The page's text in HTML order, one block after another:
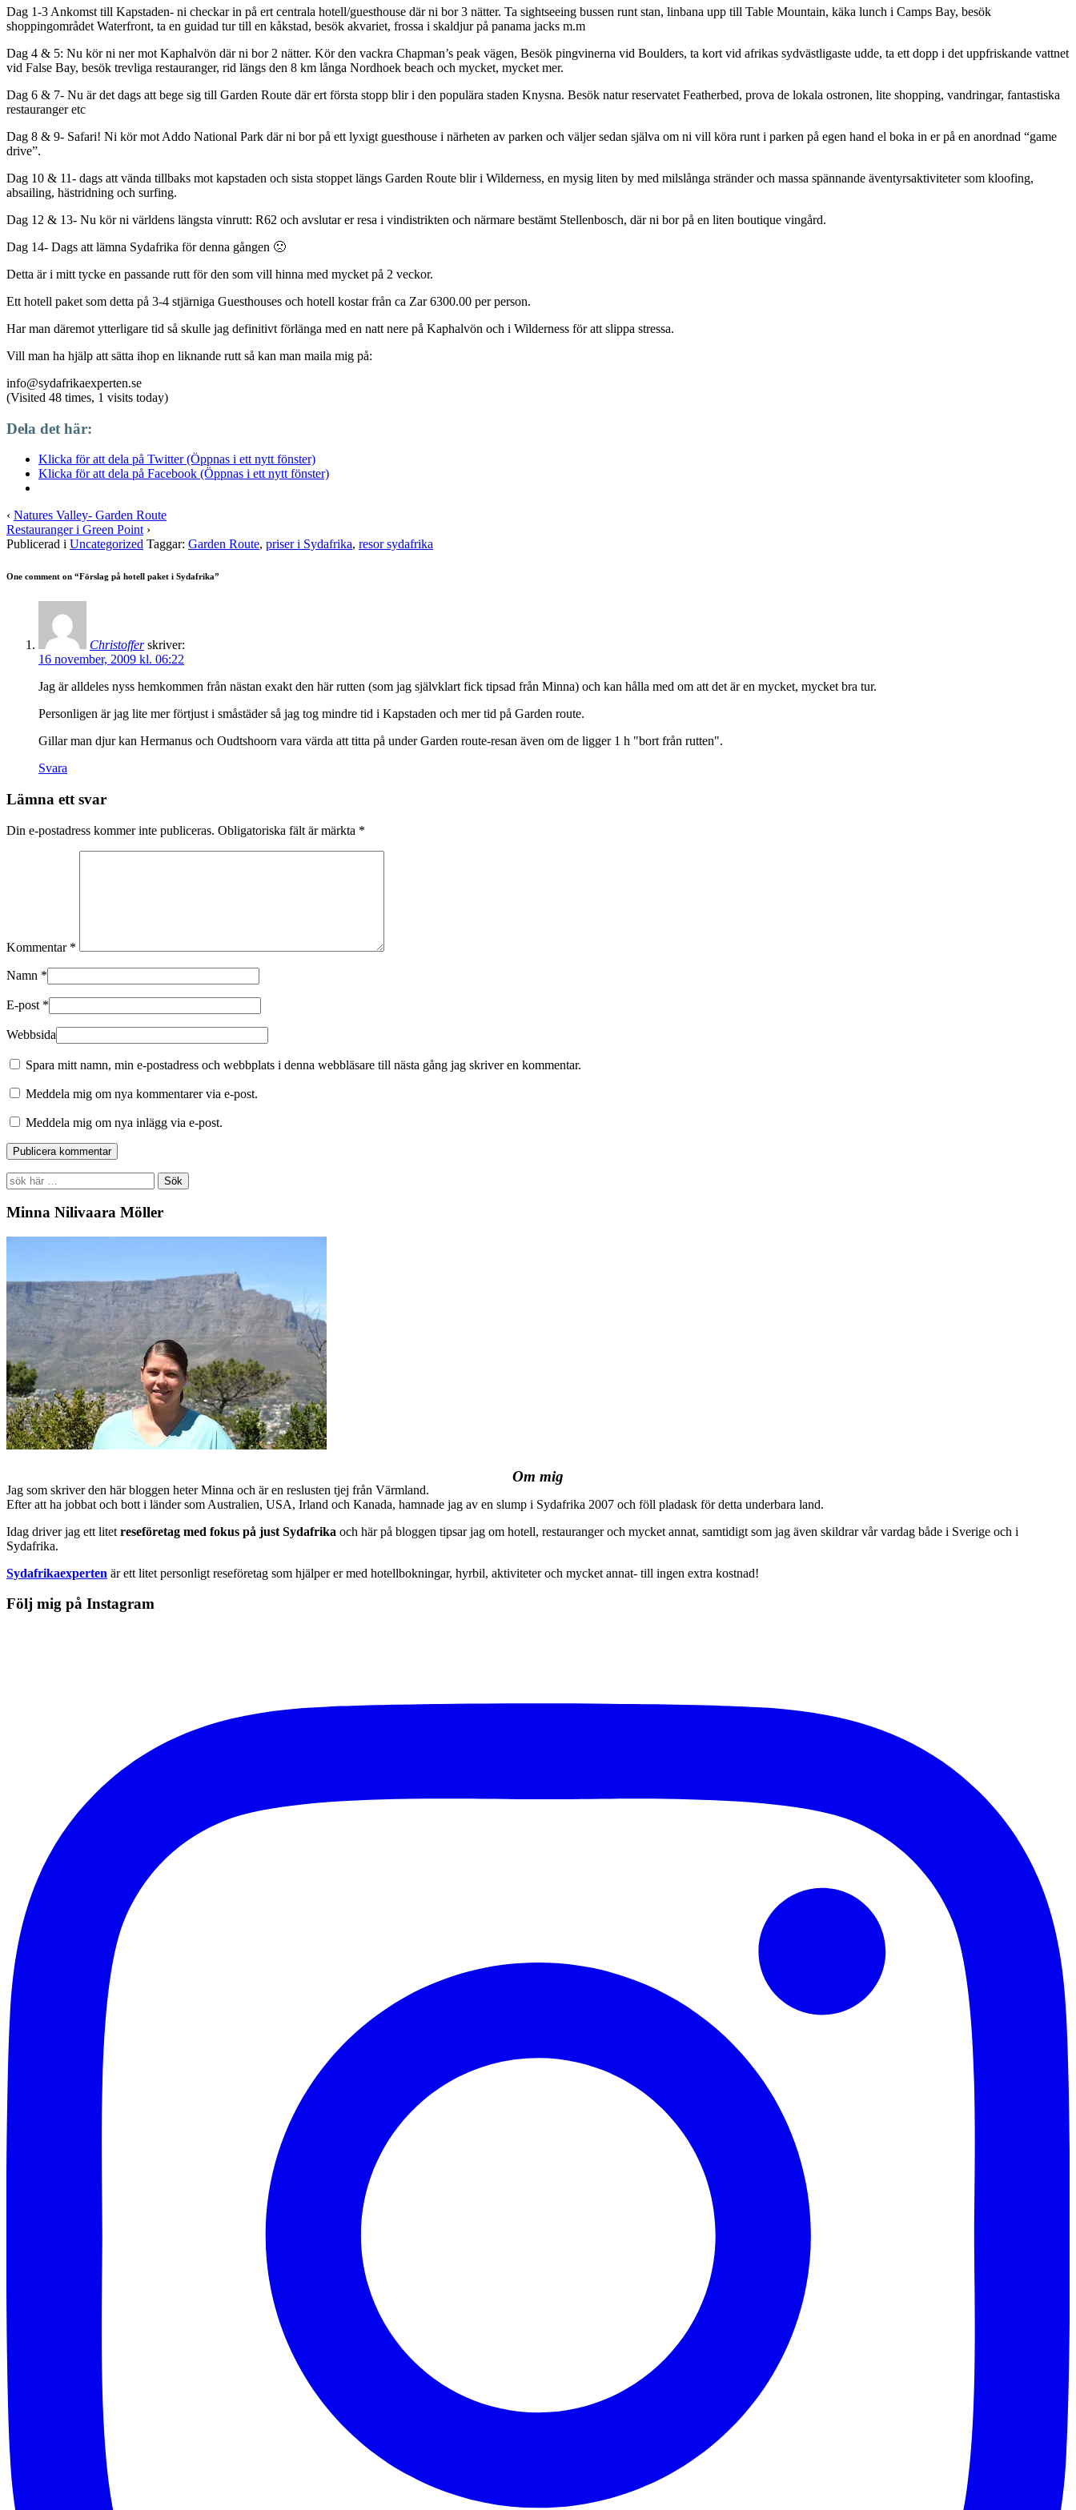
Dag 1-3 Ankomst till Kapstaden- ni checkar in på ert centrala hotell/guesthouse där ni bor 3 nätter. Ta sightseeing bussen runt stan, linbana upp till Table Mountain, käka lunch i Camps Bay, besök
shoppingområdet Waterfront, ta en guidad tur till en kåkstad, besök akvariet, frossa i skaldjur på panama jacks m.m
Dag 4 & 5: Nu kör ni ner mot Kaphalvön där ni bor 2 nätter. Kör den vackra Chapman’s peak vägen, Besök pingvinerna vid Boulders, ta kort vid afrikas sydvästligaste udde, ta ett dopp i det uppfriskande vattnet
vid False Bay, besök trevliga restauranger, rid längs den 8 km långa Nordhoek beach och mycket, mycket mer.
Dag 6 & 7- Nu är det dags att bege sig till Garden Route där ert första stopp blir i den populära staden Knysna. Besök natur reservatet Featherbed, prova de lokala ostronen, lite shopping, vandringar, fantastiska
restauranger etc
Dag 8 & 9- Safari! Ni kör mot Addo National Park där ni bor på ett lyxigt guesthouse i närheten av parken och väljer sedan själva om ni vill köra runt i parken på egen hand el boka in er på en anordnad “game
drive”.
Dag 10 & 11- dags att vända tillbaks mot kapstaden och sista stoppet längs Garden Route blir i Wilderness, en mysig liten by med milslånga stränder och massa spännande äventyrsaktiviteter som kloofing,
absailing, hästridning och surfing.
Dag 12 & 13- Nu kör ni världens längsta vinrutt: R62 och avslutar er resa i vindistrikten och närmare bestämt Stellenbosch, där ni bor på en liten boutique vingård.
Dag 14- Dags att lämna Sydafrika för denna gången 🙁
Detta är i mitt tycke en passande rutt för den som vill hinna med mycket på 2 veckor.
Ett hotell paket som detta på 3-4 stjärniga Guesthouses och hotell kostar från ca Zar 6300.00 per person.
Har man däremot ytterligare tid så skulle jag definitivt förlänga med en natt nere på Kaphalvön och i Wilderness för att slippa stressa.
Vill man ha hjälp att sätta ihop en liknande rutt så kan man maila mig på:
info@sydafrikaexperten.se
(Visited 48 times, 1 visits today)
Dela det här:
Klicka för att dela på Twitter (Öppnas i ett nytt fönster)
Klicka för att dela på Facebook (Öppnas i ett nytt fönster)
‹ Natures Valley- Garden Route
Restauranger i Green Point ›
Publicerad i Uncategorized Taggar: Garden Route, priser i Sydafrika, resor sydafrika
One comment on “Förslag på hotell paket i Sydafrika”
Christoffer skriver:
16 november, 2009 kl. 06:22
Jag är alldeles nyss hemkommen från nästan exakt den här rutten (som jag självklart fick tipsad från Minna) och kan hålla med om att det är en mycket, mycket bra tur.
Personligen är jag lite mer förtjust i småstäder så jag tog mindre tid i Kapstaden och mer tid på Garden route.
Gillar man djur kan Hermanus och Oudtshoorn vara värda att titta på under Garden route-resan även om de ligger 1 h "bort från rutten".
Svara
Lämna ett svar
Din e-postadress kommer inte publiceras. Obligatoriska fält är märkta *
Kommentar *
Namn *
E-post *
Webbsida
Spara mitt namn, min e-postadress och webbplats i denna webbläsare till nästa gång jag skriver en kommentar.
Meddela mig om nya kommentarer via e-post.
Meddela mig om nya inlägg via e-post.
Search
for:
Minna Nilivaara Möller
Om mig
Jag som skriver den här bloggen heter Minna och är en reslusten tjej från Värmland.
Efter att ha jobbat och bott i länder som Australien, USA, Irland och Kanada, hamnade jag av en slump i Sydafrika 2007 och föll pladask för detta underbara land.
Idag driver jag ett litet reseföretag med fokus på just Sydafrika och här på bloggen tipsar jag om hotell, restauranger och mycket annat, samtidigt som jag även skildrar vår vardag både i Sverige och i
Sydafrika.
Sydafrikaexperten är ett litet personligt reseföretag som hjälper er med hotellbokningar, hyrbil, aktiviteter och mycket annat- till ingen extra kostnad!
Följ mig på Instagram